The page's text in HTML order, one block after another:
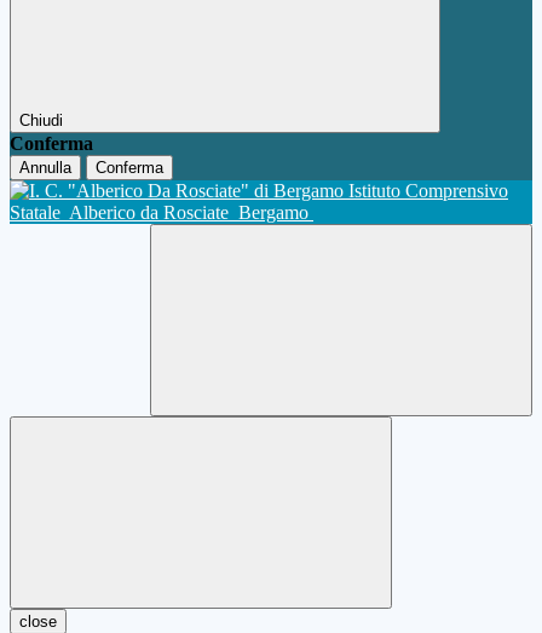
Chiudi
Conferma
Annulla Conferma
Istituto Comprensivo
Statale Alberico da Rosciate Bergamo
close